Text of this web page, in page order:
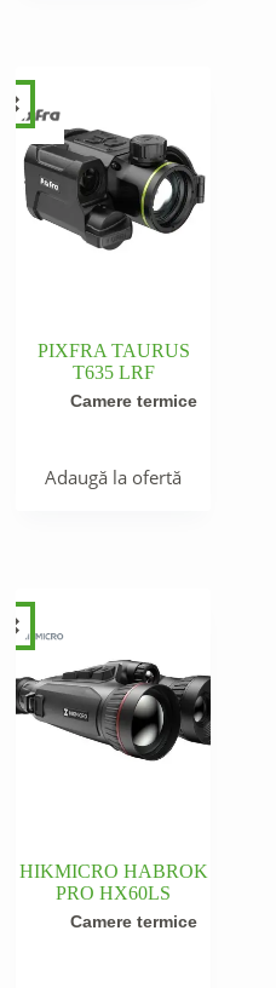
PIXFRA TAURUS
T635 LRF
Camere termice
Adaugă la ofertă
HIKMICRO HABROK
PRO HX60LS
Camere termice